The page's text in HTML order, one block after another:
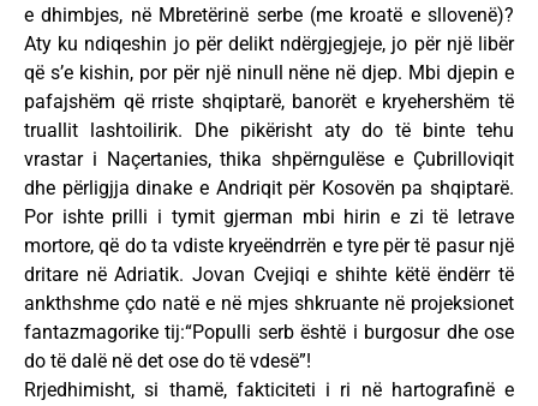
e dhimbjes, në Mbretërinë serbe (me kroatë e sllovenë)?
Aty ku ndiqeshin jo për delikt ndërgjegjeje, jo për një libër
që s’e kishin, por për një ninull nëne në djep. Mbi djepin e
pafajshëm që rriste shqiptarë, banorët e kryehershëm të
truallit lashtoilirik. Dhe pikërisht aty do të binte tehu
vrastar i Naçertanies, thika shpërngulëse e Çubrilloviqit
dhe përligjja dinake e Andriqit për Kosovën pa shqiptarë.
Por ishte prilli i tymit gjerman mbi hirin e zi të letrave
mortore, që do ta vdiste kryeëndrrën e tyre për të pasur një
dritare në Adriatik. Jovan Cvejiqi e shihte këtë ëndërr të
ankthshme çdo natë e në mjes shkruante në projeksionet
fantazmagorike tij:“Populli serb është i burgosur dhe ose
do të dalë në det ose do të vdesë”!
Rrjedhimisht, si thamë, fakticiteti i ri në hartografinë e